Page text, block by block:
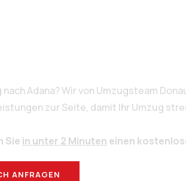
Adana? Wir von Umzugsteam
zur Seite, damit Ihr Umzug
Sie in unter 2 Minuten einen
ANFRAGEN